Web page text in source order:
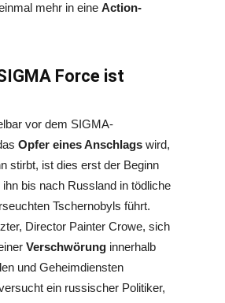
mehr in eine Action-
Force ist
vor dem SIGMA-
Opfer eines Anschlags wird,
stirbt, ist dies erst der Beginn
bis nach Russland in tödliche
Tschernobyls führt.
Director Painter Crowe, sich
Verschwörung innerhalb
und Geheimdiensten
ein russischer Politiker,